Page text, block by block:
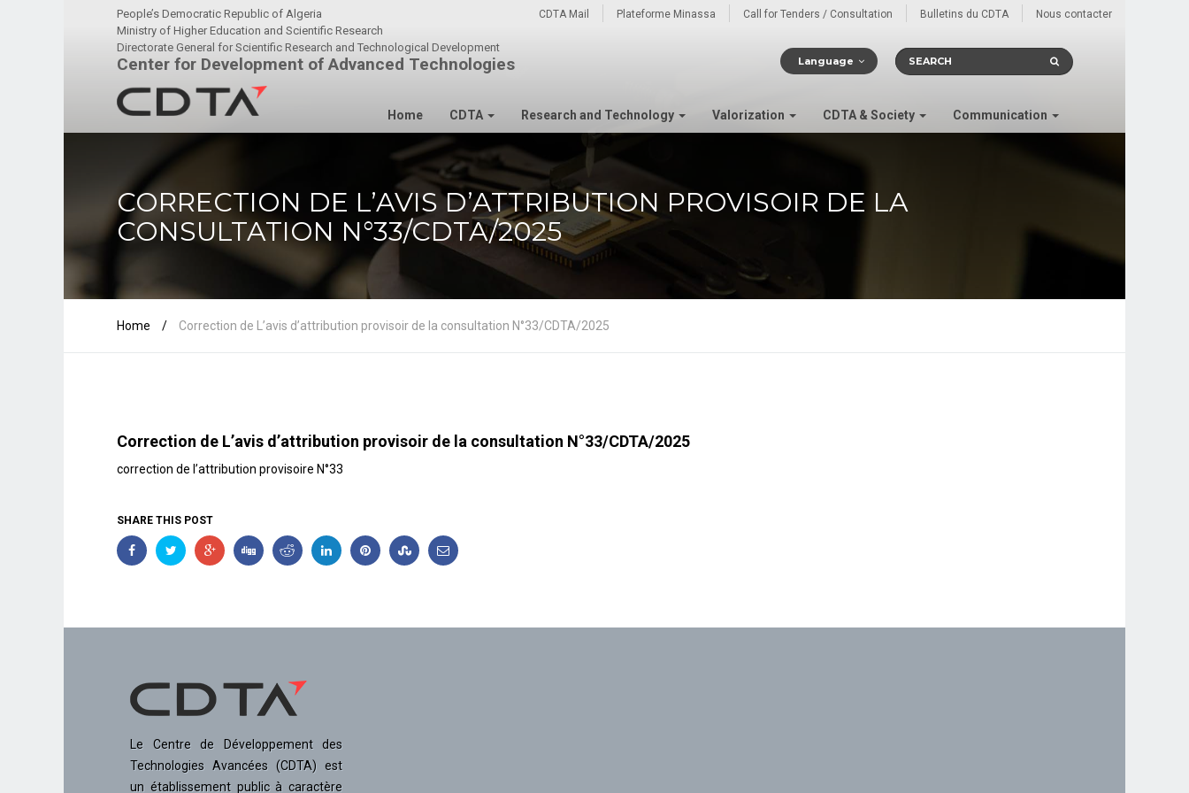
Nous contacter
Bulletins du CDTA
Call for Tenders / Consultation
Plateforme Minassa
CDTA Mail
Language
People’s Democratic Republic of Algeria
Ministry of Higher Education and Scientific Research
Directorate General for Scientific Research and Technological Development
Center for Development of Advanced Technologies
Home CDTA Research and Technology Valorization CDTA & Society Communication
CORRECTION DE L’AVIS D’ATTRIBUTION PROVISOIR DE LA
CONSULTATION N°33/CDTA/2025
Home / Correction de L’avis d’attribution provisoir de la consultation N°33/CDTA/2025
Correction de L’avis d’attribution provisoir de la consultation N°33/CDTA/2025
correction de l’attribution provisoire N°33
SHARE THIS POST
Le Centre de Développement des
Technologies Avancées (CDTA) est
un établissement public à caractère